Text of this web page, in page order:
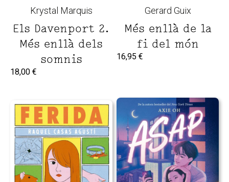
Krystal Marquis
Els Davenport 2.
Més enllà dels
somnis
18,00 €
Gerard Guix
Més enllà de la
fi del món
16,95€